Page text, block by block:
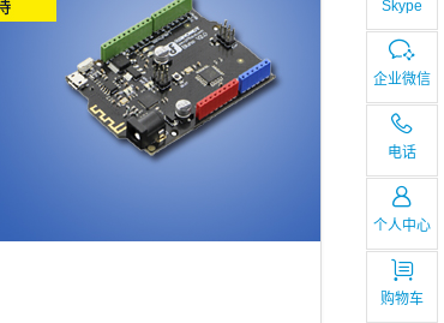
Skype
企业微信
电话
个人中心
购物车